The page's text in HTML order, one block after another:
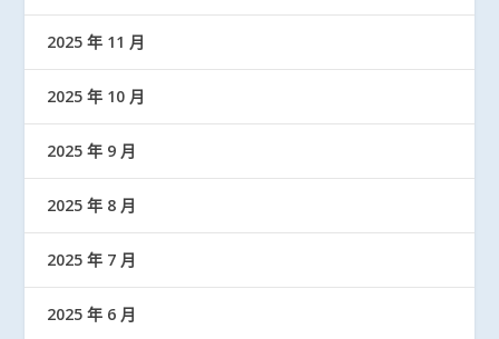
2025 年 11 月
2025 年 10 月
2025 年 9 月
2025 年 8 月
2025 年 7 月
2025 年 6 月